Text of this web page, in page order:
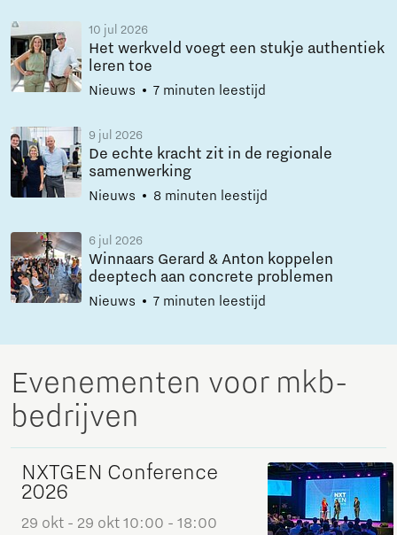
10 jul 2026
Het werkveld voegt een stukje authentiek
leren toe
Nieuws 7 minuten leestijd
9 jul 2026
De echte kracht zit in de regionale
samenwerking
Nieuws 8 minuten leestijd
6 jul 2026
Winnaars Gerard & Anton koppelen
deeptech aan concrete problemen
Nieuws 7 minuten leestijd
Evenementen voor mkb-
bedrijven
NXTGEN Conference
2026
29 okt - 29 okt 10:00 - 18:00